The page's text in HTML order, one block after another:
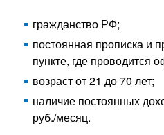
гражданство РФ;
постоянная прописка и
пункте, где проводится
возраст от 21 до 70 лет;
наличие постоянных
руб./месяц.